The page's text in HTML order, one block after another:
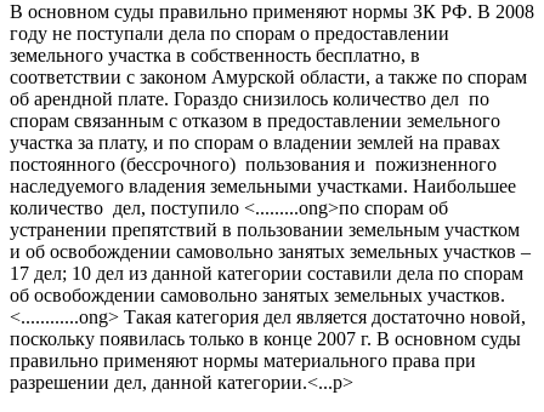
В основном суды правильно применяют нормы ЗК РФ. В 2008
году не поступали дела по спорам о предоставлении
земельного участка в собственность бесплатно, в
соответствии с законом Амурской области, а также по спорам
об арендной плате. Гораздо снизилось количество дел по
спорам связанным с отказом в предоставлении земельного
участка за плату, и по спорам о владении землей на правах
постоянного (бессрочного) пользования и пожизненного
наследуемого владения земельными участками. Наибольшее
количество дел, поступило <.........ong>по спорам об
устранении препятствий в пользовании земельным участком
и об освобождении самовольно занятых земельных участков –
17 дел; 10 дел из данной категории составили дела по спорам
об освобождении самовольно занятых земельных участков.
<............ong> Такая категория дел является достаточно новой,
поскольку появилась только в конце 2007 г. В основном суды
правильно применяют нормы материального права при
разрешении дел, данной категории.<...p>